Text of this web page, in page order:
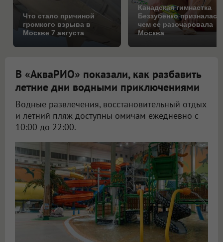
Что стало причиной
громкого взрыва в
Москве 7 августа
Канадская гимнастка
Беззубенко
чем ее разочаровала
Москва
В «АкваРИО» показали, как разбавить
летние дни водными приключениями
Водные развлечения, восстановительный отдых
и летний пляж доступны омичам ежедневно с
10:00 до 22:00.